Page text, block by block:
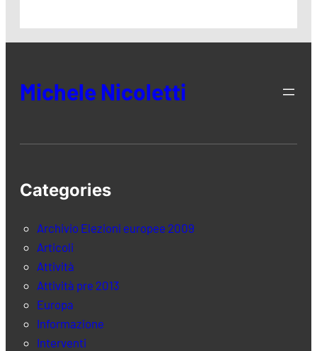
Michele Nicoletti
Categories
Archivio Elezioni europee 2009
Articoli
Attività
Attività pre 2013
Europa
Informazione
Interventi